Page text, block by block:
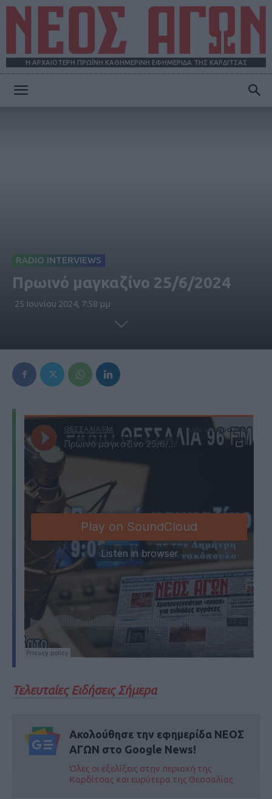
Η ΑΡΧΑΙΟΤΕΡΗ ΠΡΩΪΝΗ ΚΑΘΗΜΕΡΙΝΗ ΕΦΗΜΕΡΙΔΑ ΤΗΣ ΚΑΡΔΙΤΣΑΣ
RADIO INTERVIEWS
Πρωινό μαγκαζίνο 25/6/2024
25 Ιουνίου 2024, 7:58 μμ
Τελευταίες Ειδήσεις Σήμερα
Ακολούθησε την εφημερίδα ΝΕΟΣ
ΑΓΩΝ στο Google News!
Όλες οι εξελίξεις στην περιοχή της
Καρδίτσας και ευρύτερα της Θεσσαλίας